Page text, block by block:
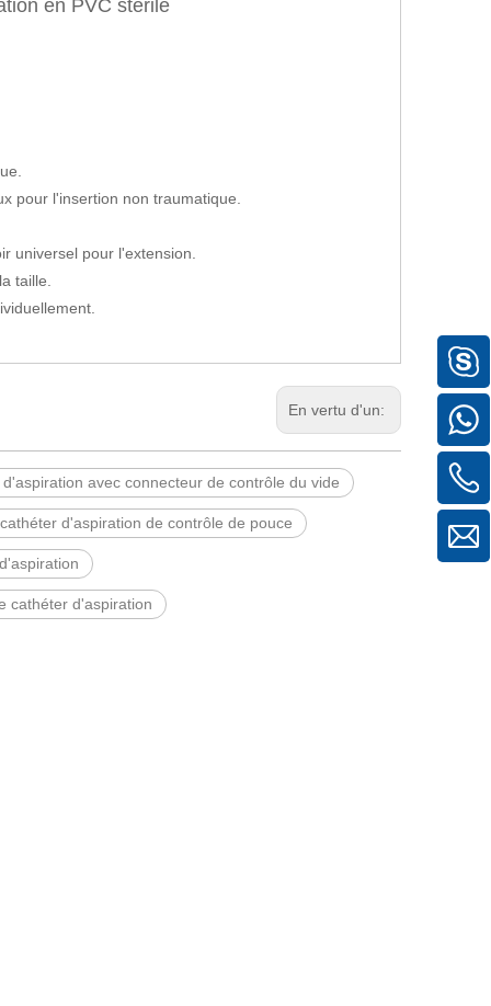
en PVC stérile
l'insertion non traumatique.
pour l'extension.
taille.
En vertu d'un:
avec connecteur de contrôle du vide
cathéter d'aspiration de contrôle de pouce
cathéter d'aspiration